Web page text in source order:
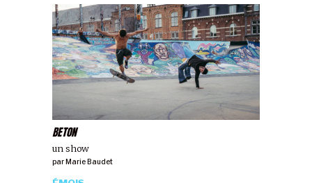
BETON
un show
par Marie Baudet